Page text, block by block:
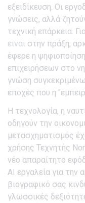
εξειδίκευση. Οι
γνώσεις, αλλά
τεχνική επάρκεια.
ειναι στην πράξη,
έφερε η
επιχειρήσεων στο
γνώση
εποχές που η
Η τεχνολογία, η
οδηγούν την
μετασχηματισμός
χρήσης Τεχνητής
νέο απαραίτητο
AI εργαλεία για την
βιογραφικό σας
γλωσσικές